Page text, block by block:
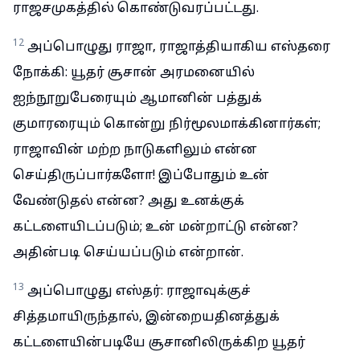
ராஜசமுகத்தில் கொண்டுவரப்பட்டது.
12 அப்பொழுது ராஜா, ராஜாத்தியாகிய எஸ்தரை
நோக்கி: யூதர் சூசான் அரமனையில்
ஐந்நூறுபேரையும் ஆமானின் பத்துக்
குமாரரையும் கொன்று நிர்மூலமாக்கினார்கள்;
ராஜாவின் மற்ற நாடுகளிலும் என்ன
செய்திருப்பார்களோ! இப்போதும் உன்
வேண்டுதல் என்ன? அது உனக்குக்
கட்டளையிடப்படும்; உன் மன்றாட்டு என்ன?
அதின்படி செய்யப்படும் என்றான்.
13 அப்பொழுது எஸ்தர்: ராஜாவுக்குச்
சித்தமாயிருந்தால், இன்றையதினத்துக்
கட்டளையின்படியே சூசானிலிருக்கிற யூதர்